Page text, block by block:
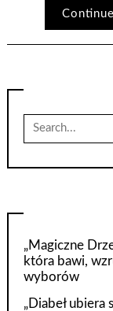
Search
for:
„Magiczne
która bawi,
wyborów
„Diabeł